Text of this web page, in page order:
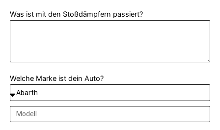
Was ist mit den Stoßdämpfern passiert?
Welche Marke ist dein Auto?